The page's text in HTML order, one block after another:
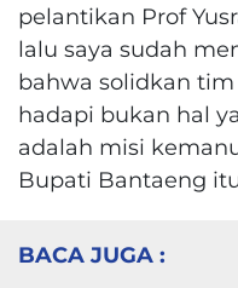
pelantikan Prof
lalu saya sudah
bahwa solidkan
hadapi bukan hal
adalah misi
Bupati Bantaeng
BACA JUGA :